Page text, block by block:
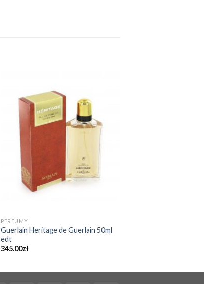
PERFUMY
Guerlain Heritage de Guerlain 50ml
edt
345.00zł